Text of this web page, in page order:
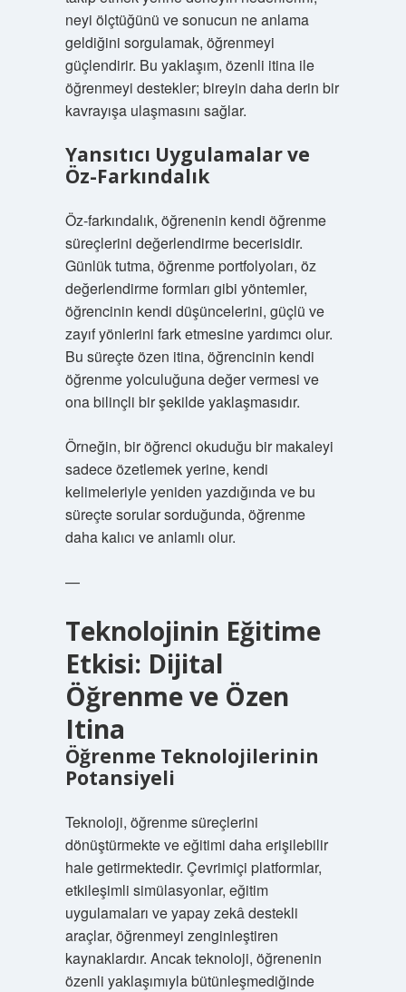
neyi ölçtüğünü ve sonucun ne anlama
geldiğini sorgulamak, öğrenmeyi
güçlendirir. Bu yaklaşım, özenli itina ile
öğrenmeyi destekler; bireyin daha derin bir
kavrayışa ulaşmasını sağlar.
Yansıtıcı Uygulamalar ve
Öz-Farkındalık
Öz-farkındalık, öğrenenin kendi öğrenme
süreçlerini değerlendirme becerisidir.
Günlük tutma, öğrenme portfolyoları, öz
değerlendirme formları gibi yöntemler,
öğrencinin kendi düşüncelerini, güçlü ve
zayıf yönlerini fark etmesine yardımcı olur.
Bu süreçte özen itina, öğrencinin kendi
öğrenme yolculuğuna değer vermesi ve
ona bilinçli bir şekilde yaklaşmasıdır.
Örneğin, bir öğrenci okuduğu bir makaleyi
sadece özetlemek yerine, kendi
kelimeleriyle yeniden yazdığında ve bu
süreçte sorular sorduğunda, öğrenme
daha kalıcı ve anlamlı olur.
—
Teknolojinin Eğitime
Etkisi: Dijital
Öğrenme ve Özen
Itina
Öğrenme Teknolojilerinin
Potansiyeli
Teknoloji, öğrenme süreçlerini
dönüştürmekte ve eğitimi daha erişilebilir
hale getirmektedir. Çevrimiçi platformlar,
etkileşimli simülasyonlar, eğitim
uygulamaları ve yapay zekâ destekli
araçlar, öğrenmeyi zenginleştiren
kaynaklardır. Ancak teknoloji, öğrenenin
özenli yaklaşımıyla bütünleşmediğinde